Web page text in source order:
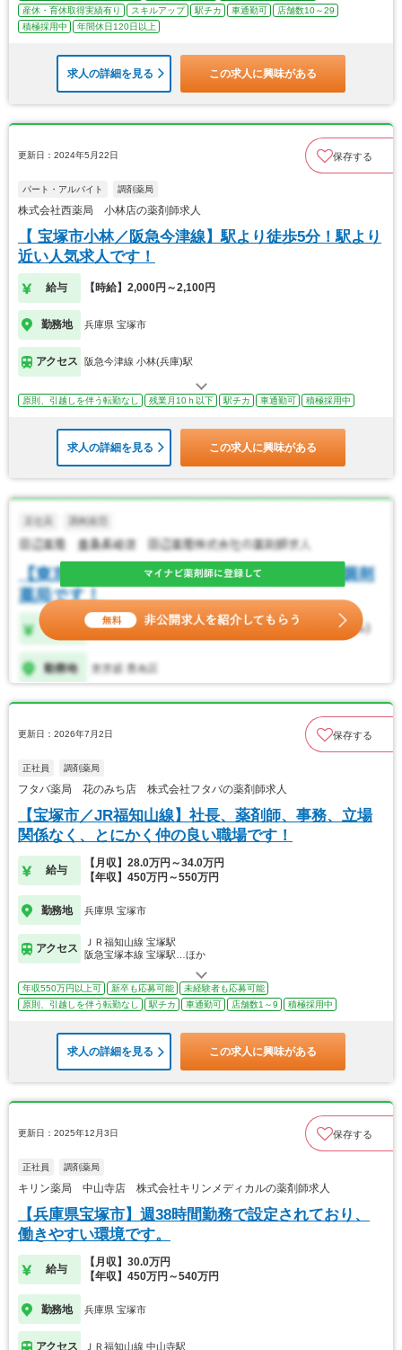
産休・育休取得実績有り
スキルアップ 駅チカ 車通勤可
店舗数10～29
積極採用中
年間休日120日以上
求人の詳細を見る この求人に興味がある
更新日：2024年5月22日 保存する
パート・アルバイト 調剤薬局
株式会社西薬局 小林店の薬剤師求人
【 宝塚市小林／阪急今津線】駅より徒歩5分！駅より
近い人気求人です！
給与 【時給】2,000円～2,100円
勤務地 兵庫県 宝塚市
アクセス 阪急今津線 小林(兵庫)駅
原則、引越しを伴う転勤なし 残業月10ｈ以下 駅チカ 車通勤可 積極採用中
求人の詳細を見る この求人に興味がある
更新日：2026年7月2日 保存する
正社員 調剤薬局
フタバ薬局 花のみち店 株式会社フタバの薬剤師求人
【宝塚市／JR福知山線】社長、薬剤師、事務、立場
関係なく、とにかく仲の良い職場です！
給与
【月収】28.0万円～34.0万円
【年収】450万円～550万円
勤務地 兵庫県 宝塚市
アクセス
ＪＲ福知山線 宝塚駅
阪急宝塚本線 宝塚駅…ほか
年収550万円以上可 新卒も応募可能
未経験者も応募可能
原則、引越しを伴う転勤なし
駅チカ 車通勤可 店舗数1～9 積極採用中
求人の詳細を見る この求人に興味がある
更新日：2025年12月3日 保存する
正社員 調剤薬局
キリン薬局 中山寺店 株式会社キリンメディカルの薬剤師求人
【兵庫県宝塚市】週38時間勤務で設定されており、
働きやすい環境です。
給与
【月収】30.0万円
【年収】450万円～540万円
勤務地 兵庫県 宝塚市
アクセス ＪＲ福知山線 中山寺駅